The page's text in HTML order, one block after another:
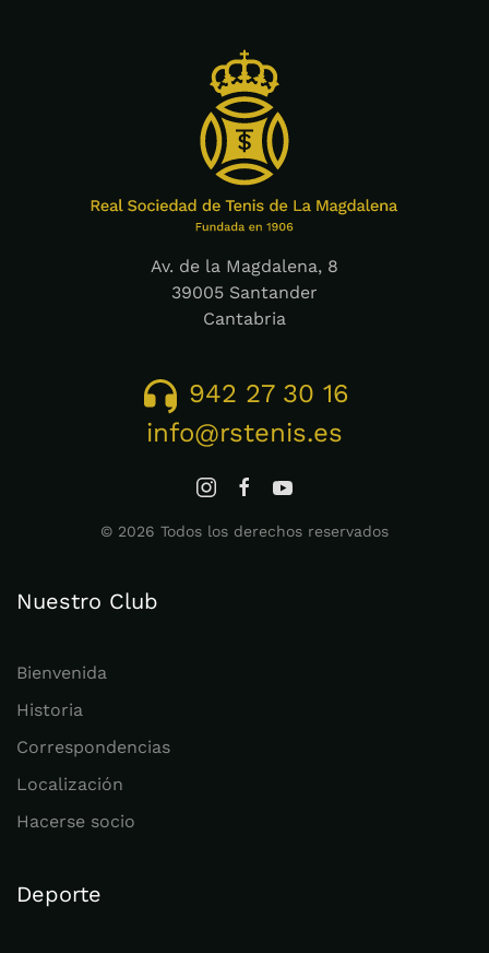
Av. de la Magdalena, 8
39005 Santander
Cantabria
942 27 30 16
info@rstenis.es
© 2026 Todos los derechos reservados
Nuestro Club
Bienvenida
Historia
Correspondencias
Localización
Hacerse socio
Deporte